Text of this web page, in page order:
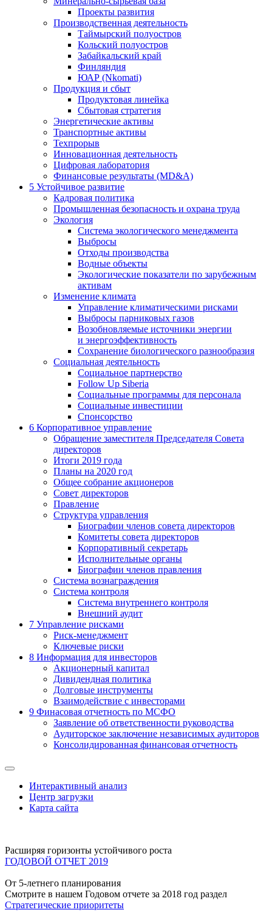
Проекты развития
Производственная деятельность
Таймырский полуостров
Кольский полуостров
Забайкальский край
Финляндия
ЮАР (Nkomati)
Продукция и сбыт
Продуктовая линейка
Сбытовая стратегия
Энергетические активы
Транспортные активы
Техпрорыв
Инновационная деятельность
Цифровая лаборатория
Финансовые результаты (MD&A)
5 Устойчивое развитие
Кадровая политика
Промышленная безопасность и охрана труда
Экология
Система экологического менеджмента
Выбросы
Отходы производства
Водные объекты
Экологические показатели по зарубежным
активам
Изменение климата
Управление климатическими рисками
Выбросы парниковых газов
Возобновляемые источники энергии
и энергоэффективность
Сохранение биологического разнообразия
Социальная деятельность
Социальное партнерство
Follow Up Siberia
Социальные программы для персонала
Социальные инвестиции
Спонсорство
6 Корпоративное управление
Обращение заместителя Председателя Совета
директоров
Итоги 2019 года
Планы на 2020 год
Общее собрание акционеров
Совет директоров
Правление
Структура управления
Биографии членов совета директоров
Комитеты совета директоров
Корпоративный секретарь
Исполнительные органы
Биографии членов правления
Система вознаграждения
Система контроля
Система внутреннего контроля
Внешний аудит
7 Управление рисками
Риск-менеджмент
Ключевые риски
8 Информация для инвесторов
Акционерный капитал
Дивидендная политика
Долговые инструменты
Взаимодействие с инвеcторами
9 Финасовая отчетность по МСФО
Заявление об ответственности руководства
Аудиторское заключение независимых аудиторов
Консолидированная финансовая отчетность
Интерактивный анализ
Центр загрузки
Карта сайта
Расширяя горизонты устойчивого роста
ГОДОВОЙ ОТЧЕТ 2019
От 5-летнего планирования
Смотрите в нашем Годовом отчете за 2018 год раздел
Стратегические приоритеты